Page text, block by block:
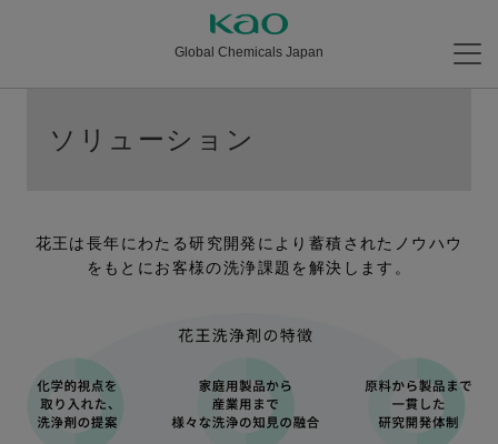
Global Chemicals Japan
ソリューション
花王は長年にわたる研究開発により蓄積されたノウハウ
をもとにお客様の洗浄課題を解決します。